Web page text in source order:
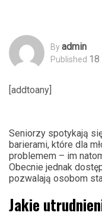
ByAdmin
Published 18
[addtoany]
Seniorzy spotykają
barierami, które dla
problemem – im
Obecnie jednak
pozwalają osobom
Jakie